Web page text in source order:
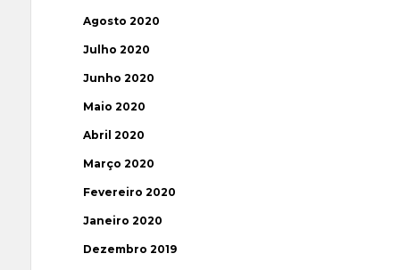
Agosto 2020
Julho 2020
Junho 2020
Maio 2020
Abril 2020
Março 2020
Fevereiro 2020
Janeiro 2020
Dezembro 2019